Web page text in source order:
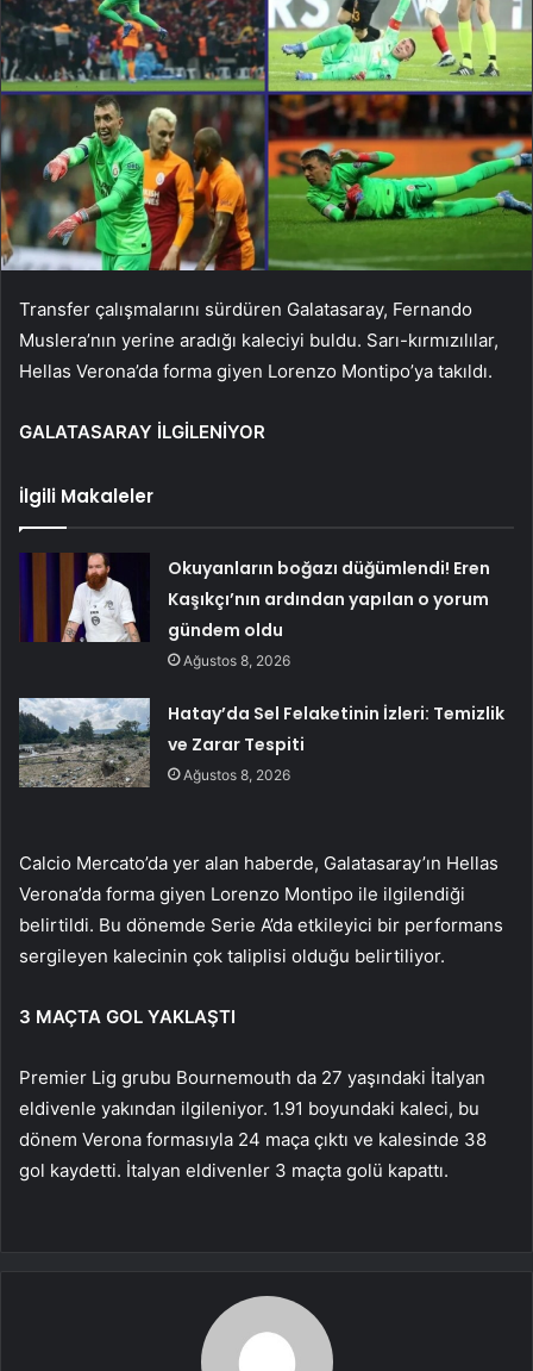
Transfer çalışmalarını sürdüren Galatasaray, Fernando
Muslera’nın yerine aradığı kaleciyi buldu. Sarı-kırmızılılar,
Hellas Verona’da forma giyen Lorenzo Montipo’ya takıldı.
GALATASARAY İLGİLENİYOR
İlgili Makaleler
Okuyanların boğazı düğümlendi! Eren
Kaşıkçı’nın ardından yapılan o yorum
gündem oldu
Ağustos 8, 2026
Hatay’da Sel Felaketinin İzleri: Temizlik
ve Zarar Tespiti
Ağustos 8, 2026
Calcio Mercato’da yer alan haberde, Galatasaray’ın Hellas
Verona’da forma giyen Lorenzo Montipo ile ilgilendiği
belirtildi. Bu dönemde Serie A’da etkileyici bir performans
sergileyen kalecinin çok taliplisi olduğu belirtiliyor.
3 MAÇTA GOL YAKLAŞTI
Premier Lig grubu Bournemouth da 27 yaşındaki İtalyan
eldivenle yakından ilgileniyor. 1.91 boyundaki kaleci, bu
dönem Verona formasıyla 24 maça çıktı ve kalesinde 38
gol kaydetti. İtalyan eldivenler 3 maçta golü kapattı.